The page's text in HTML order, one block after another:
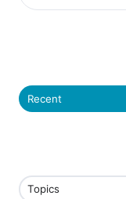
Recent
Topics